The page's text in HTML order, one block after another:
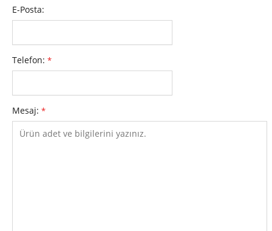
E-Posta:
Telefon: *
Mesaj: *